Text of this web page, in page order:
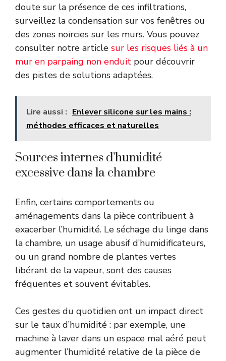
doute sur la présence de ces infiltrations,
surveillez la condensation sur vos fenêtres ou
des zones noircies sur les murs. Vous pouvez
consulter notre article sur les risques liés à un
mur en parpaing non enduit pour découvrir
des pistes de solutions adaptées.
Lire aussi : Enlever silicone sur les mains :
méthodes efficaces et naturelles
Sources internes d’humidité
excessive dans la chambre
Enfin, certains comportements ou
aménagements dans la pièce contribuent à
exacerber l’humidité. Le séchage du linge dans
la chambre, un usage abusif d’humidificateurs,
ou un grand nombre de plantes vertes
libérant de la vapeur, sont des causes
fréquentes et souvent évitables.
Ces gestes du quotidien ont un impact direct
sur le taux d’humidité : par exemple, une
machine à laver dans un espace mal aéré peut
augmenter l’humidité relative de la pièce de